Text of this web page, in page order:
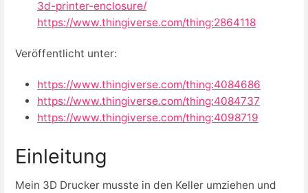
3d-printer-enclosure/
https://www.thingiverse.com/thing:2864118
Veröffentlicht unter:
https://www.thingiverse.com/thing:4084686
https://www.thingiverse.com/thing:4084737
https://www.thingiverse.com/thing:4098719
Einleitung
Mein 3D Drucker musste in den Keller umziehen und